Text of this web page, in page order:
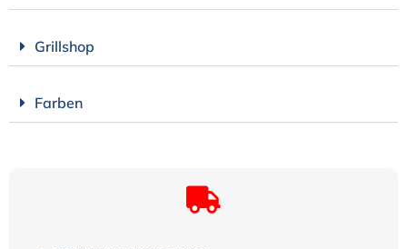
Grillshop
Farben